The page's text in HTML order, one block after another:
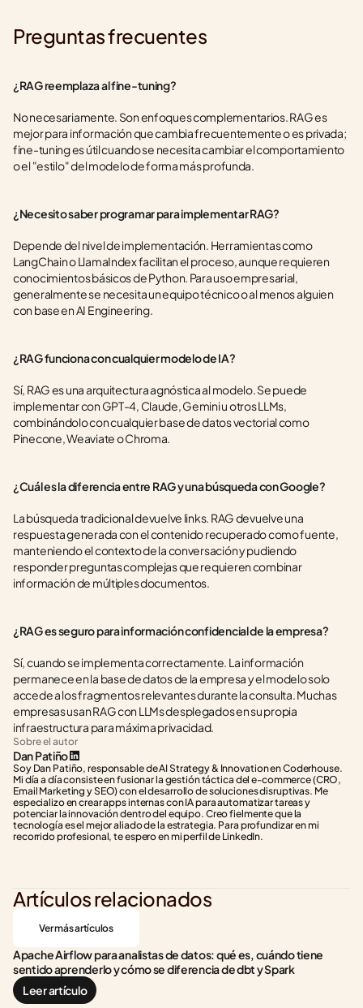
Preguntas frecuentes
¿RAG reemplaza al fine-tuning?
No necesariamente. Son enfoques complementarios. RAG es
mejor para información que cambia frecuentemente o es privada;
fine-tuning es útil cuando se necesita cambiar el comportamiento
o el "estilo" del modelo de forma más profunda.
¿Necesito saber programar para implementar RAG?
Depende del nivel de implementación. Herramientas como
LangChain o LlamaIndex facilitan el proceso, aunque requieren
conocimientos básicos de Python. Para uso empresarial,
generalmente se necesita un equipo técnico o al menos alguien
con base en AI Engineering.
¿RAG funciona con cualquier modelo de IA?
Sí, RAG es una arquitectura agnóstica al modelo. Se puede
implementar con GPT-4, Claude, Gemini u otros LLMs,
combinándolo con cualquier base de datos vectorial como
Pinecone, Weaviate o Chroma.
¿Cuál es la diferencia entre RAG y una búsqueda con Google?
La búsqueda tradicional devuelve links. RAG devuelve una
respuesta generada con el contenido recuperado como fuente,
manteniendo el contexto de la conversación y pudiendo
responder preguntas complejas que requieren combinar
información de múltiples documentos.
¿RAG es seguro para información confidencial de la empresa?
Sí, cuando se implementa correctamente. La información
permanece en la base de datos de la empresa y el modelo solo
accede a los fragmentos relevantes durante la consulta. Muchas
empresas usan RAG con LLMs desplegados en su propia
infraestructura para máxima privacidad.
Sobre el autor
Dan Patiño
Soy Dan Patiño, responsable de AI Strategy & Innovation en Coderhouse.
Mi día a día consiste en fusionar la gestión táctica del e-commerce (CRO,
Email Marketing y SEO) con el desarrollo de soluciones disruptivas. Me
especializo en crear apps internas con IA para automatizar tareas y
potenciar la innovación dentro del equipo. Creo fielmente que la
tecnología es el mejor aliado de la estrategia. Para profundizar en mi
recorrido profesional, te espero en mi perfil de LinkedIn.
Artículos relacionados
Ver más artículos
Apache Airflow para analistas de datos: qué es, cuándo tiene
sentido aprenderlo y cómo se diferencia de dbt y Spark
Leer artículo